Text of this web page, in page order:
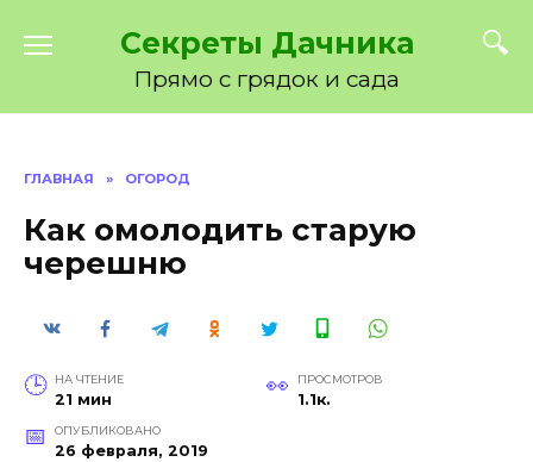
Секреты Дачника
Прямо с грядок и сада
ГЛАВНАЯ » ОГОРОД
Как омолодить старую
черешню
НА ЧТЕНИЕ
21 мин
ПРОСМОТРОВ
1.1к.
ОПУБЛИКОВАНО
26 февраля, 2019